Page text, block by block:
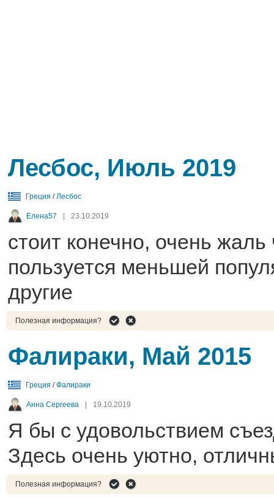
Лесбос, Июль 2019
Греция /Лесбос
Елена57 23.10.2019
стоит конечно, очень жаль
пользуется меньшей
другие
Полезная информация?
Фалираки, Май 2015
Греция /Фалираки
Анна Сергеева 19.10.2019
Я бы с удовольствием
Здесь очень уютно,
Полезная информация?